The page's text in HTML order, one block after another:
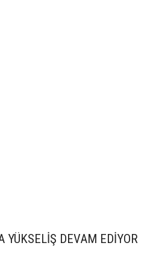
YÜKSELİŞ DEVAM EDİYOR